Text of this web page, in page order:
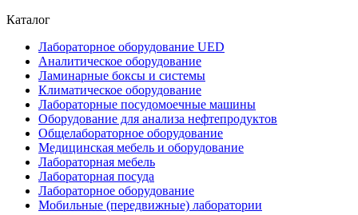
Каталог
Лабораторное оборудование UED
Аналитическое оборудование
Ламинарные боксы и системы
Климатическое оборудование
Лабораторные посудомоечные машины
Оборудование для анализа нефтепродуктов
Общелабораторное оборудование
Медицинская мебель и оборудование
Лабораторная мебель
Лабораторная посуда
Лабораторное оборудование
Мобильные (передвижные) лаборатории